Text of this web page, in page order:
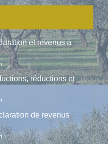
et revenus à
réductions et
de revenus